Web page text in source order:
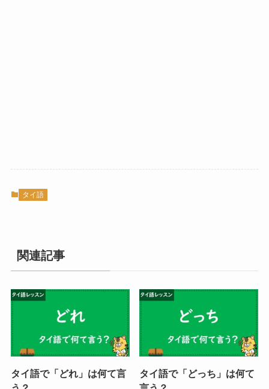
タイ語
関連記事
タイ語で「どれ」は何て言
タイ語で「どっち」は何て